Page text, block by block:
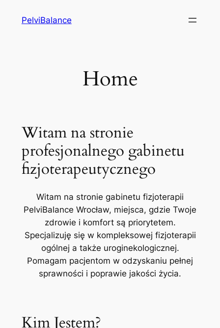
PelviBalance
Home
Witam na stronie
profesjonalnego gabinetu
fizjoterapeutycznego
Witam na stronie gabinetu fizjoterapii
PelviBalance Wrocław, miejsca, gdzie Twoje
zdrowie i komfort są priorytetem.
Specjalizuję się w kompleksowej fizjoterapii
ogólnej a także uroginekologicznej.
Pomagam pacjentom w odzyskaniu pełnej
sprawności i poprawie jakości życia.
Kim Jestem?